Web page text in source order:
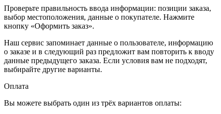
Проверьте правильность ввода информации: позиции заказа,
выбор местоположения, данные о покупателе. Нажмите
кнопку «Оформить заказ».
Наш сервис запоминает данные о пользователе, информацию
о заказе и в следующий раз предложит вам повторить к вводу
данные предыдущего заказа. Если условия вам не подходят,
выбирайте другие варианты.
Оплата
Вы можете выбрать один из трёх вариантов оплаты: